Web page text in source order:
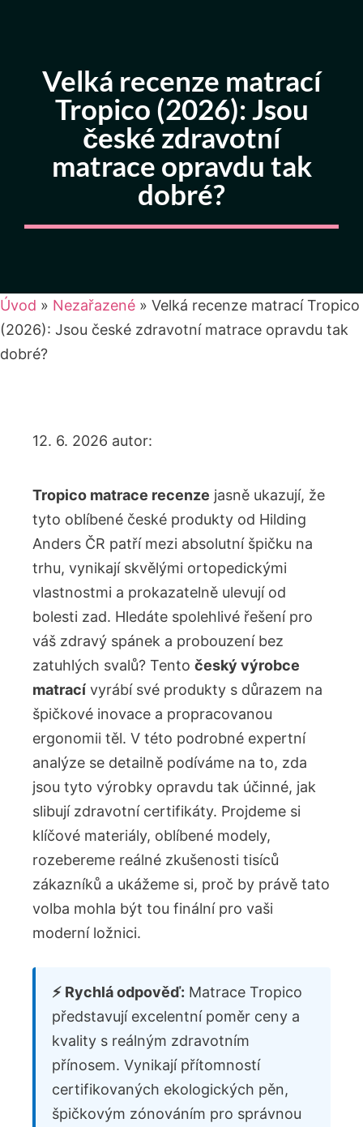
Velká recenze matrací
Tropico (2026): Jsou
české zdravotní
matrace opravdu tak
dobré?
Úvod » Nezařazené » Velká recenze matrací Tropico
(2026): Jsou české zdravotní matrace opravdu tak
dobré?
12. 6. 2026 autor:
Tropico matrace recenze jasně ukazují, že
tyto oblíbené české produkty od Hilding
Anders ČR patří mezi absolutní špičku na
trhu, vynikají skvělými ortopedickými
vlastnostmi a prokazatelně ulevují od
bolesti zad. Hledáte spolehlivé řešení pro
váš zdravý spánek a probouzení bez
zatuhlých svalů? Tento český výrobce
matrací vyrábí své produkty s důrazem na
špičkové inovace a propracovanou
ergonomii těl. V této podrobné expertní
analýze se detailně podíváme na to, zda
jsou tyto výrobky opravdu tak účinné, jak
slibují zdravotní certifikáty. Projdeme si
klíčové materiály, oblíbené modely,
rozebereme reálné zkušenosti tisíců
zákazníků a ukážeme si, proč by právě tato
volba mohla být tou finální pro vaši
moderní ložnici.
⚡ Rychlá odpověď: Matrace Tropico
představují excelentní poměr ceny a
kvality s reálným zdravotním
přínosem. Vynikají přítomností
certifikovaných ekologických pěn,
špičkovým zónováním pro správnou